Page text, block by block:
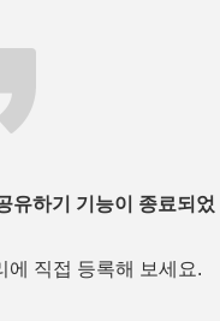
유하기 기능이 종료되었
에 직접 등록해 보세요.